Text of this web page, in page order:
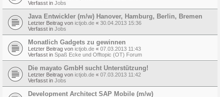
Verfasst in Jobs
Java Entwickler (m/w) Hanover, Hamburg, Berlin, Bremen
Letzter Beitrag von ictjob.de « 30.04.2013 15:36
Verfasst in Jobs
Monatlich Gadgets zu gewinnen
Letzter Beitrag von ictjob.de « 07.03.2013 11:43
Verfasst in Spaß Ecke und Offtopic (OT) Forum
Die mayato GmbH sucht Unterstützung!
Letzter Beitrag von ictjob.de « 07.03.2013 11:42
Verfasst in Jobs
Development Architect SAP Mobile (m/w)